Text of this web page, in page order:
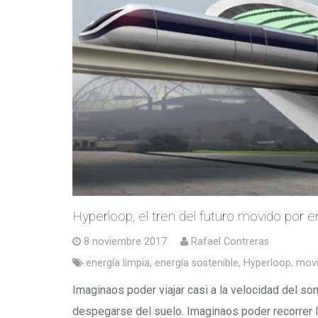
Hyperloop, el tren del futuro movido por
8 noviembre 2017
Rafael Contreras
energía limpia, energía sostenible, Hyperloop,
Imaginaos poder viajar casi a la velocidad del
despegarse del suelo. Imaginaos poder recorrer